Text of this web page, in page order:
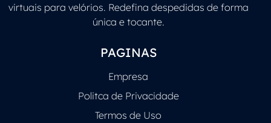
virtuais para velórios. Redefina despedidas de forma
única e tocante.
PAGINAS
Empresa
Politca de Privacidade
Termos de Uso